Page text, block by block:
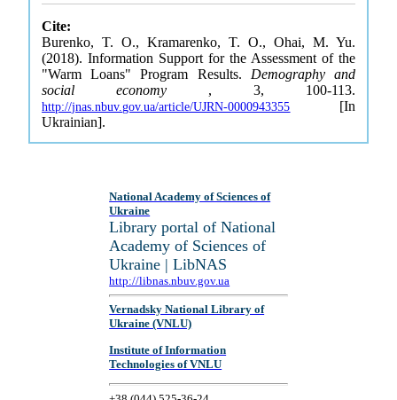
Cite:
Burenko, T. O., Kramarenko, T. O., Ohai, M. Yu.
(2018). Information Support for the Assessment of the
"Warm Loans" Program Results. Demography and
social economy , 3, 100-113.
http://jnas.nbuv.gov.ua/article/UJRN-0000943355 [In
Ukrainian].
National Academy of Sciences of
Ukraine
Library portal of National
Academy of Sciences of
Ukraine | LibNAS
http://libnas.nbuv.gov.ua
Vernadsky National Library of
Ukraine (VNLU)
Institute of Information
Technologies of VNLU